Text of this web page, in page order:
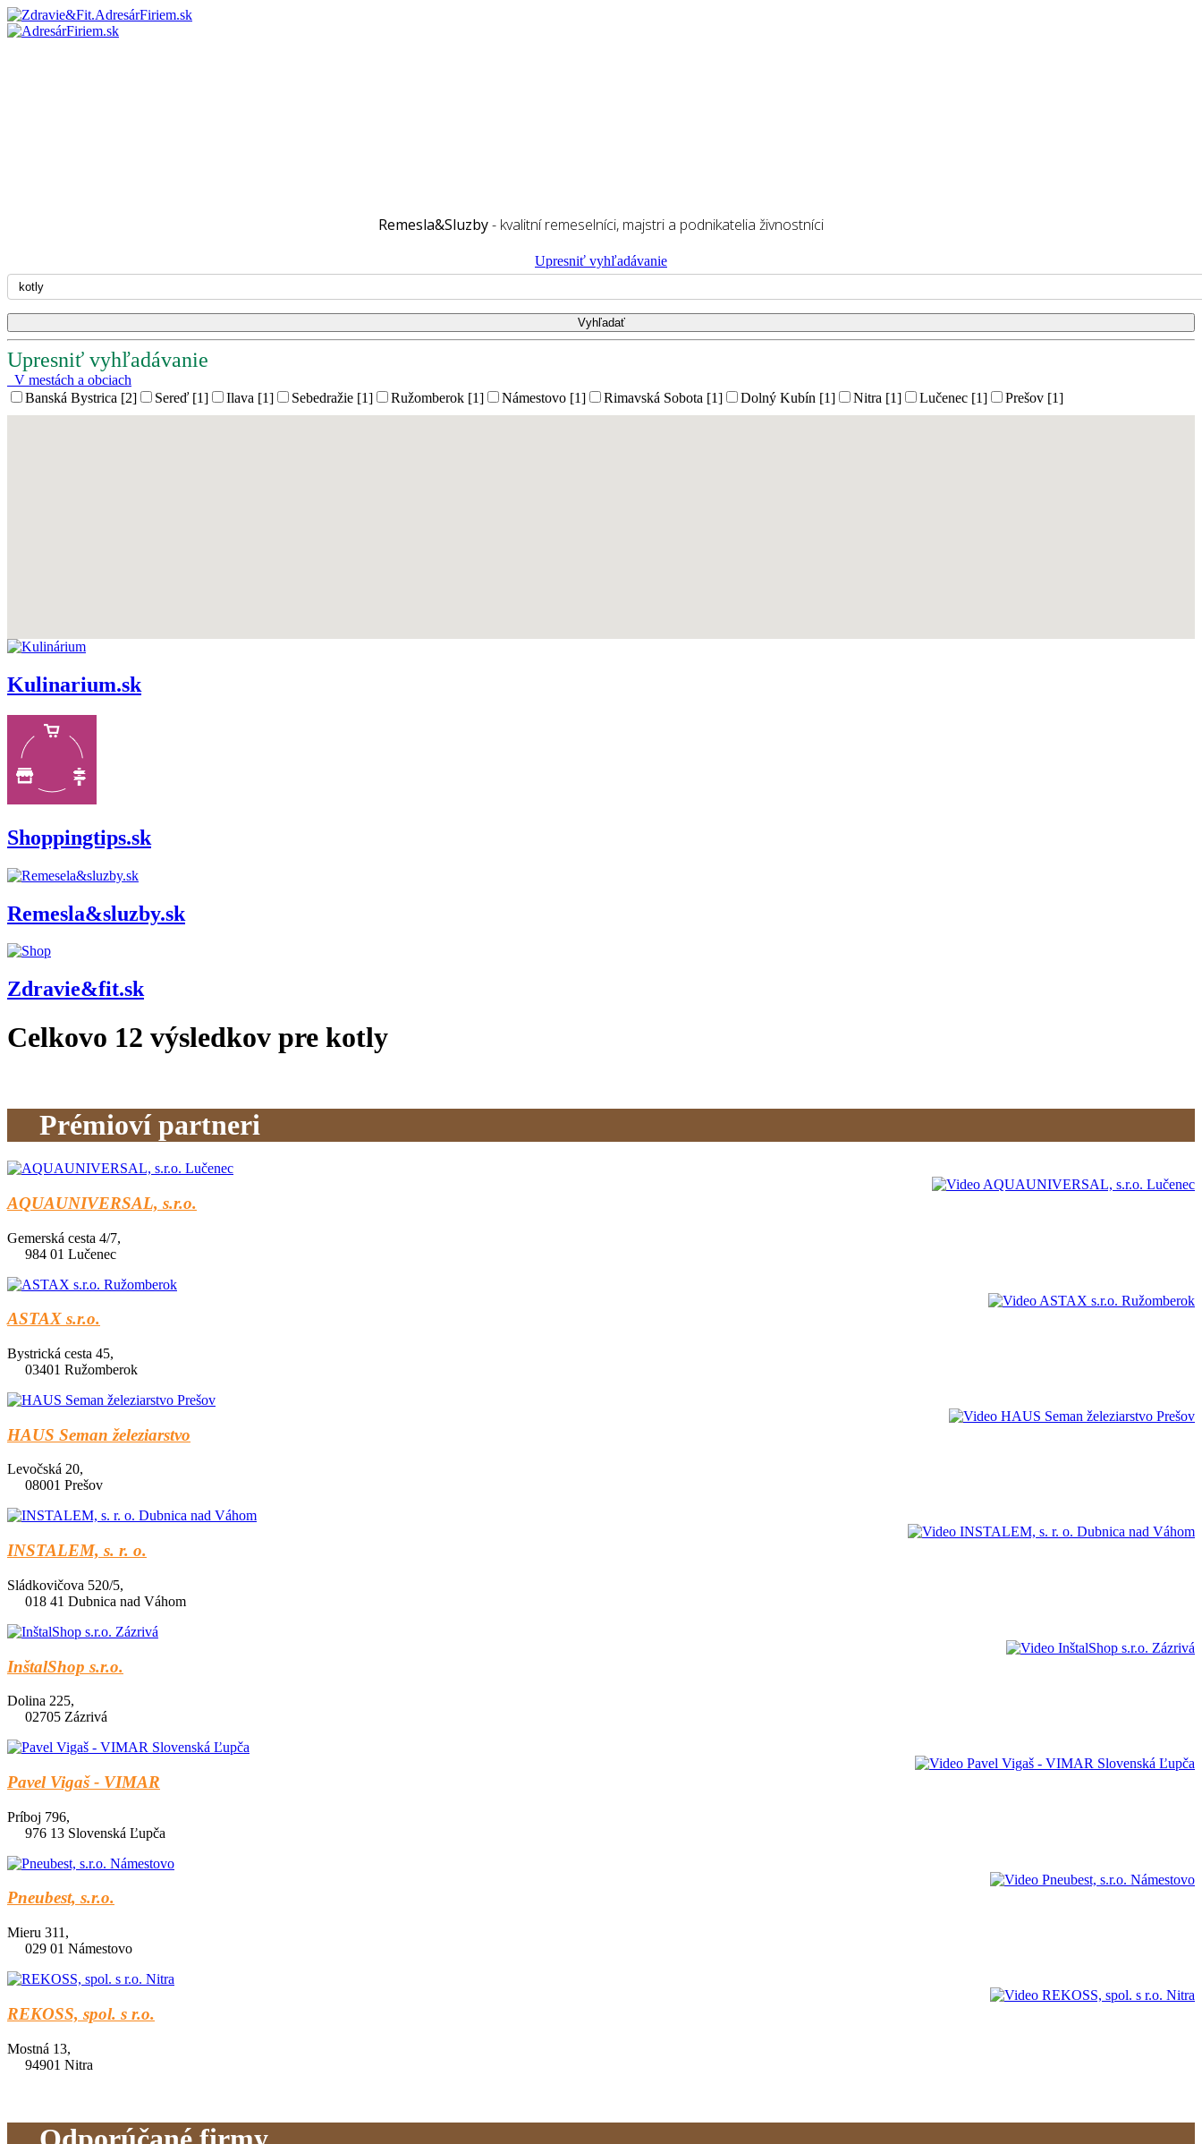
Remesla&Sluzby- kvalitní remeselníci, majstri a podnikatelia živnostníci
Upresniť vyhľadávanie
Upresniť vyhľadávanie
V mestách a obciach
Banská Bystrica [2]
Sereď [1] Ilava [1] Sebedražie [1] Ružomberok [1] Námestovo [1] Rimavská Sobota [1] Dolný Kubín [1] Nitra [1] Lučenec [1] Prešov [1]
Kulinarium.sk
Shoppingtips.sk
Remesla&sluzby.sk
Zdravie&fit.sk
Celkovo 12 výsledkov pre kotly
Prémioví partneri
AQUAUNIVERSAL, s.r.o.
Gemerská cesta 4/7,
984 01 Lučenec
ASTAX s.r.o.
Bystrická cesta 45,
03401 Ružomberok
HAUS Seman železiarstvo
Levočská 20,
08001 Prešov
INSTALEM, s. r. o.
Sládkovičova 520/5,
018 41 Dubnica nad Váhom
InštalShop s.r.o.
Dolina 225,
02705 Zázrivá
Pavel Vigaš - VIMAR
Príboj 796,
976 13 Slovenská Ľupča
Pneubest, s.r.o.
Mieru 311,
029 01 Námestovo
REKOSS, spol. s r.o.
Mostná 13,
94901 Nitra